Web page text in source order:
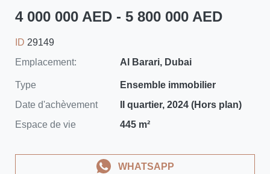
4 000 000 AED - 5 800 000 AED
ID 29149
Emplacement:
Al Barari, Dubai
Type
Ensemble immobilier
Date d'achèvement
II quartier, 2024 (Hors plan)
Espace de vie
445 m²
WHATSAPP